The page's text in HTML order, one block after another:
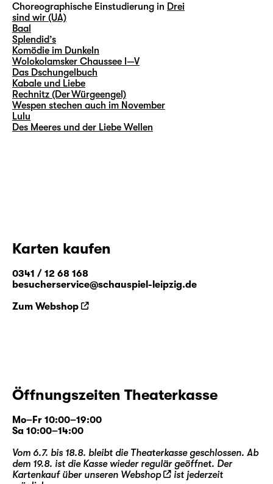
Choreographische Einstudierung in Drei
sind wir (UA)
Baal
Splendid’s
Komödie im Dunkeln
Wolokolamsker Chaussee I—V
Das Dschungelbuch
Kabale und Liebe
Rechnitz (Der Würgeengel)
Wespen stechen auch im November
Lulu
Des Meeres und der Liebe Wellen
Karten kaufen
0341 / 12 68 168
besucherservice@schauspiel-leipzig.de
Zum Webshop
Öffnungszeiten Theaterkasse
Mo–Fr 10:00–19:00
Sa 10:00–14:00
Vom 6.7. bis 18.8. bleibt die Theaterkasse geschlossen. Ab
dem 19.8. ist die Kasse wieder regulär geöffnet. Der
Kartenkauf über unseren Webshop
ist jederzeit